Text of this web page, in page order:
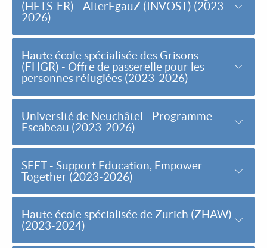
(HETS-FR) - AlterEgauZ (INVOST) (2023-
2026)
Haute école spécialisée des Grisons
(FHGR) - Offre de passerelle pour les
personnes réfugiées (2023-2026)
Université de Neuchâtel - Programme
Escabeau (2023-2026)
SEET - Support Education, Empower
Together (2023-2026)
Haute école spécialisée de Zurich (ZHAW)
(2023-2024)